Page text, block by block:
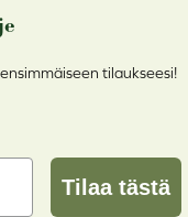
tilaukseesi!
Tilaa tästä